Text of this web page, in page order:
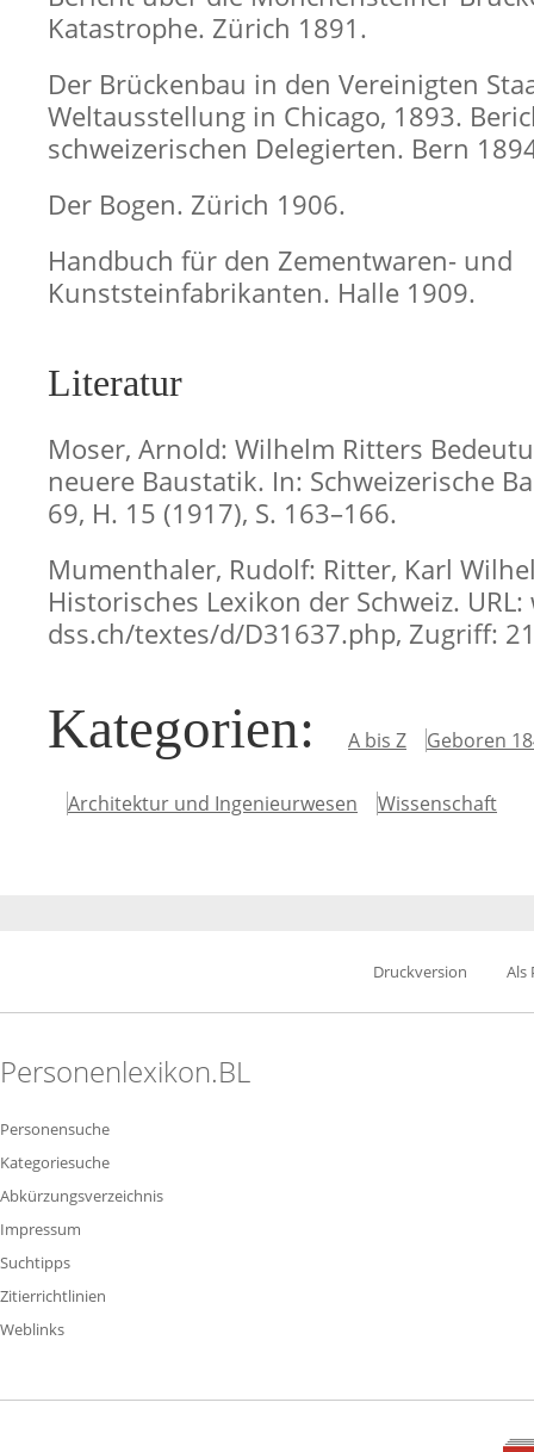
Katastrophe. Zürich 1891.
Der Brückenbau in den Vereinigten
Weltausstellung in Chicago, 1893.
schweizerischen Delegierten. Bern
Der Bogen. Zürich 1906.
Handbuch für den Zementwaren- und
Kunststeinfabrikanten. Halle 1909.
Literatur
Moser, Arnold: Wilhelm Ritters
neuere Baustatik. In: Schweizerische
69, H. 15 (1917), S. 163–166.
Mumenthaler, Rudolf: Ritter, Karl
Historisches Lexikon der Schweiz.
dss.ch/textes/d/D31637.php, Zugriff:
Kategorien: A bis Z Geboren
Architektur und Ingenieurwesen Wissenschaft
Druckversion Als
Personenlexikon.BL
Personensuche
Kategoriesuche
Abkürzungsverzeichnis
Impressum
Suchtipps
Zitierrichtlinien
Weblinks